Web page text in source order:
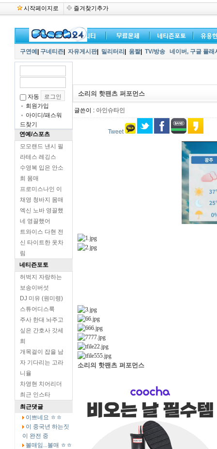
시작페이지로 즐겨찾기추가
구연예 구네티즌 자유게시판| 밀리터리 움짤| TV/방송 네이버, 구글 플
자동
회원가입
아이디/패스워
드찾기
연예/스포츠
모모랜드 낸시 필
라테스 레깅스
수영복 입은 안소
희 몸매
프로미스나인 이
채영 청바지 몸매
엑신 노바 영끌했
네 영끌했어
트와이스 다현 전
신 타이트한 옷차
림
네티즌포토
허벅지 자랑하는
보송이버섯
DJ 미유 (원미령)
스튜어디스룩
주사 한대 놔주고
싶은 간호사 갓세
희
개목걸이 잡을 남
자 기다리는 고라
니율
차영현 치어리더
최근 인스타
최근댓글
이쁘네요 ㅎㅎ
이 중국년 하는짓
이 완전 중
볼매임...볼매 ㅎㅎ
소리의 핫팬츠 퍼포먼스
글쓴이 : 아인슈타인
Tweet
소리의 핫팬츠 퍼포먼스